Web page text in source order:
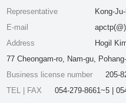
Representative
Kong-
E-mail
Address
Hogil
77 Cheongam-ro, Nam-gu,
Business license number
205-
TEL | FAX
054-279-8661~5 |